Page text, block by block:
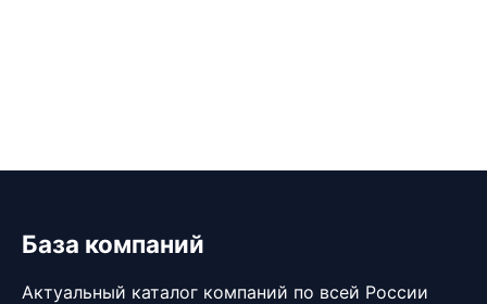
База компаний
Актуальный каталог компаний по всей России